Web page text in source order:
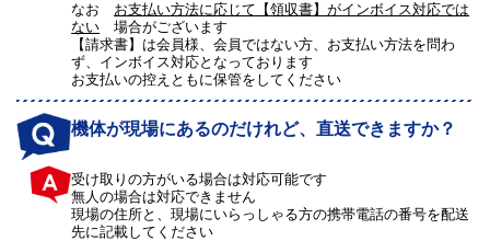
なお お支払い方法に応じて【領収書】がインボイス対応では
ない 場合がございます
【請求書】は会員様、会員ではない方、お支払い方法を問わ
ず、インボイス対応となっております
お支払いの控えともに保管をしてください
機体が現場にあるのだけれど、直送できますか？
受け取りの方がいる場合は対応可能です
無人の場合は対応できません
現場の住所と、現場にいらっしゃる方の携帯電話の番号を配送
先に記載してください